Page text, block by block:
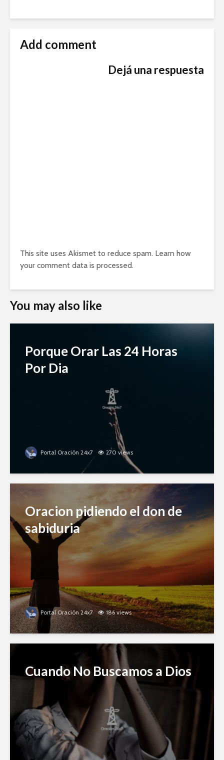
Add comment
Dejá una respuesta
This site uses Akismet to reduce spam. Learn how
your comment data is processed.
You may also like
Porque Orar Las 24 Horas
Por Dia
Portal Oración 24x7 270 views
Oracion pidiendo el don de
sabiduria
Portal Oración 24x7 186 views
Cuando No Buscamos a Dios